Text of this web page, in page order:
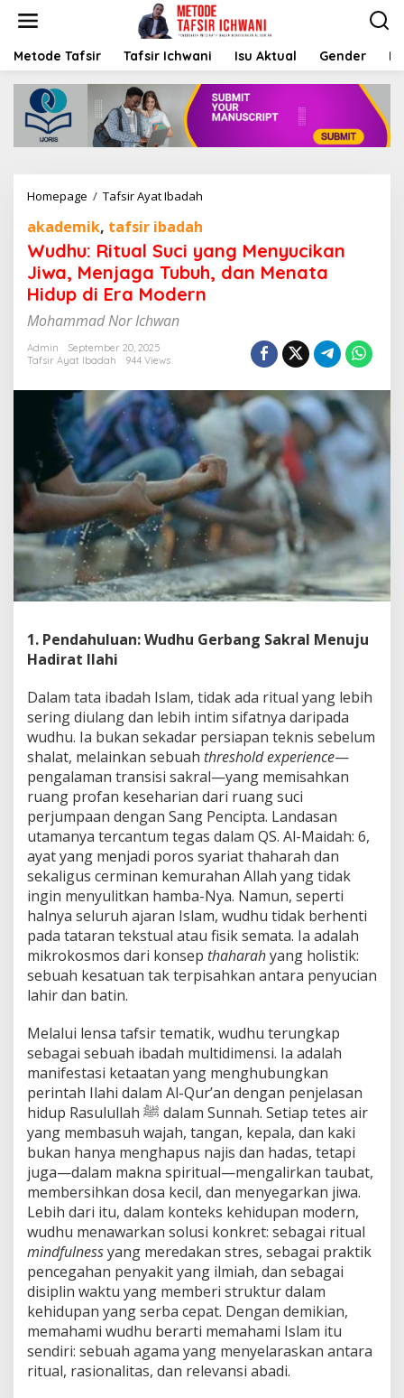
t
Metode Tafsir Tafsir Ichwani Isu Aktual Gender
Homepage / Tafsir Ayat Ibadah
h
u
:
R
S
u
c
i
y
a
n
g
M
e
n
y
u
c
k
i
w
a
M
e
n
a
g
a
T
u
b
h
d
M
e
n
a
t
a
H
i
d
u
p
d
i
E
r
a
M
o
d
e
r
n
akademik, tafsir ibadah
Wudhu: Ritual Suci yang Menyucikan
Jiwa, Menjaga Tubuh, dan Menata
Hidup di Era Modern
Mohammad Nor Ichwan
Admin
September 20, 2025
Tafsir Ayat Ibadah
944 Views
1. Pendahuluan: Wudhu Gerbang Sakral Menuju
Hadirat Ilahi
Dalam tata ibadah Islam, tidak ada ritual yang lebih
sering diulang dan lebih intim sifatnya daripada
wudhu. Ia bukan sekadar persiapan teknis sebelum
shalat, melainkan sebuah threshold experience—
pengalaman transisi sakral—yang memisahkan
ruang profan keseharian dari ruang suci
perjumpaan dengan Sang Pencipta. Landasan
utamanya tercantum tegas dalam QS. Al-Maidah: 6,
ayat yang menjadi poros syariat thaharah dan
sekaligus cerminan kemurahan Allah yang tidak
ingin menyulitkan hamba-Nya. Namun, seperti
halnya seluruh ajaran Islam, wudhu tidak berhenti
pada tataran tekstual atau fisik semata. Ia adalah
mikrokosmos dari konsep thaharahyang holistik:
sebuah kesatuan tak terpisahkan antara penyucian
lahir dan batin.
Melalui lensa tafsir tematik, wudhu terungkap
sebagai sebuah ibadah multidimensi. Ia adalah
manifestasi ketaatan yang menghubungkan
perintah Ilahi dalam Al-Qur’an dengan penjelasan
hidup Rasulullah ﷺ dalam Sunnah. Setiap tetes air
yang membasuh wajah, tangan, kepala, dan kaki
bukan hanya menghapus najis dan hadas, tetapi
juga—dalam makna spiritual—mengalirkan taubat,
membersihkan dosa kecil, dan menyegarkan jiwa.
Lebih dari itu, dalam konteks kehidupan modern,
wudhu menawarkan solusi konkret: sebagai ritual
mindfulnessyang meredakan stres, sebagai praktik
pencegahan penyakit yang ilmiah, dan sebagai
disiplin waktu yang memberi struktur dalam
kehidupan yang serba cepat. Dengan demikian,
memahami wudhu berarti memahami Islam itu
sendiri: sebuah agama yang menyelaraskan antara
ritual, rasionalitas, dan relevansi abadi.